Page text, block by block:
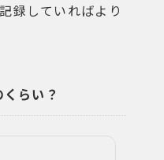
録していればより
らい？